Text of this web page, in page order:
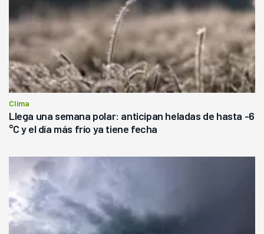
Clima
Llega una semana polar: anticipan heladas de hasta -6
°C y el día más frío ya tiene fecha